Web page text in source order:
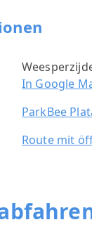
In Google
ParkBee
Route mit